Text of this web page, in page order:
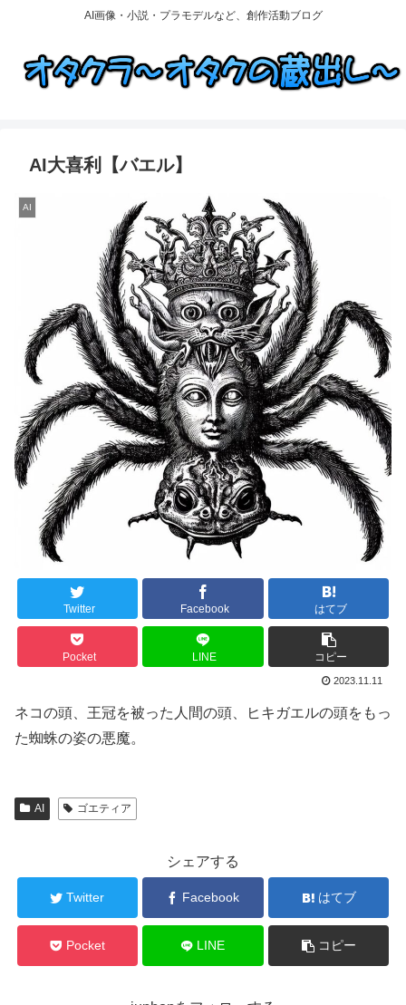
AI画像・小説・プラモデルなど、創作活動ブログ
AI大喜利【バエル】
AI
Twitter Facebook はてブ
Pocket LINE コピー
2023.11.11
ネコの頭、王冠を被った人間の頭、ヒキガエルの頭をもっ
た蜘蛛の姿の悪魔。
AI ゴエティア
シェアする
Twitter Facebook はてブ
Pocket LINE コピー